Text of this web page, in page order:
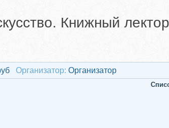
Книжный
Организатор: Организатор